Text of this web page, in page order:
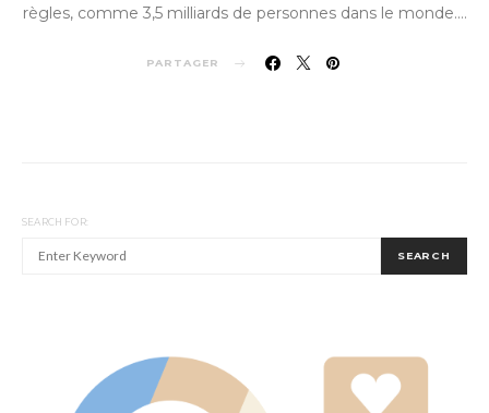
règles, comme 3,5 milliards de personnes dans le monde.…
PARTAGER
SEARCH FOR:
SEARCH